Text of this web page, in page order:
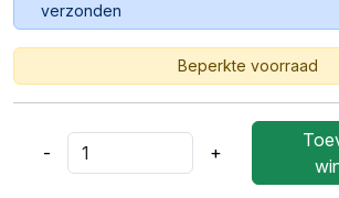
verzonden
Beperkte voorraad
- +